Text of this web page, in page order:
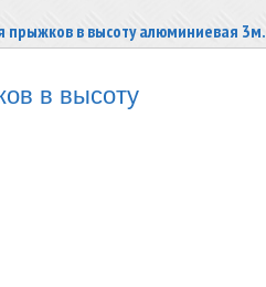
прыжков в высоту алюминиевая 3м.
в высоту